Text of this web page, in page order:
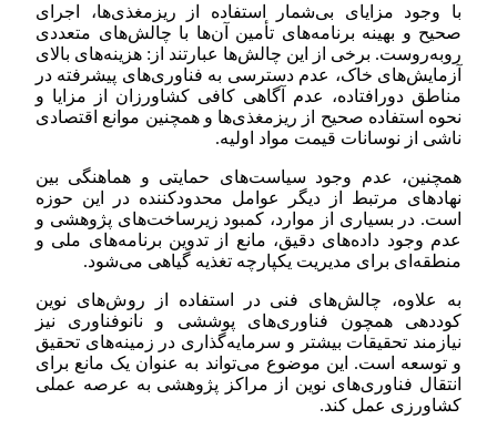
با وجود مزایای بی‌شمار استفاده از ریزمغذی‌ها، اجرای
صحیح و بهینه برنامه‌های تأمین آن‌ها با چالش‌های متعددی
روبه‌روست. برخی از این چالش‌ها عبارتند از: هزینه‌های بالای
آزمایش‌های خاک، عدم دسترسی به فناوری‌های پیشرفته در
مناطق دورافتاده، عدم آگاهی کافی کشاورزان از مزایا و
نحوه استفاده صحیح از ریزمغذی‌ها و همچنین موانع اقتصادی
ناشی از نوسانات قیمت مواد اولیه.
همچنین، عدم وجود سیاست‌های حمایتی و هماهنگی بین
نهادهای مرتبط از دیگر عوامل محدودکننده در این حوزه
است. در بسیاری از موارد، کمبود زیرساخت‌های پژوهشی و
عدم وجود داده‌های دقیق، مانع از تدوین برنامه‌های ملی و
منطقه‌ای برای مدیریت یکپارچه تغذیه گیاهی می‌شود.
به علاوه، چالش‌های فنی در استفاده از روش‌های نوین
کوددهی همچون فناوری‌های پوششی و نانوفناوری نیز
نیازمند تحقیقات بیشتر و سرمایه‌گذاری در زمینه‌های تحقیق
و توسعه است. این موضوع می‌تواند به عنوان یک مانع برای
انتقال فناوری‌های نوین از مراکز پژوهشی به عرصه عملی
کشاورزی عمل کند.